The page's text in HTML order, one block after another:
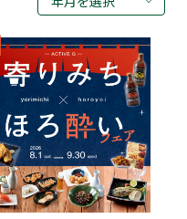
2026年07月
2026年05月
2026年03月
2026年02月
2025年12月
2025年11月
2025年10月